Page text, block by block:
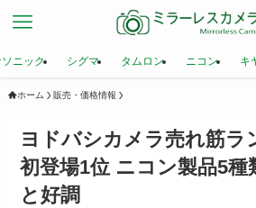
ニック シグマ タムロン ニコン キ
ホーム 販売・価格情報
ヨドバシカメラ売れ筋ラ
初登場1位 ニコン製品5種
と好調